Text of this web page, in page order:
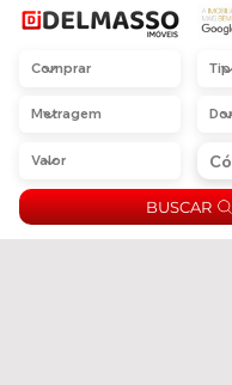
BUSCAR